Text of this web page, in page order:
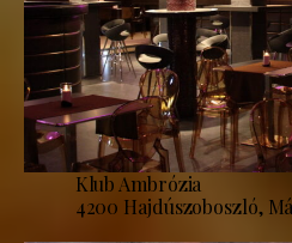
Klub Ambrózia
4200 Hajdúszoboszló,